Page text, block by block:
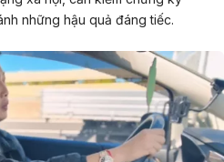
những hậu quả đáng tiếc.